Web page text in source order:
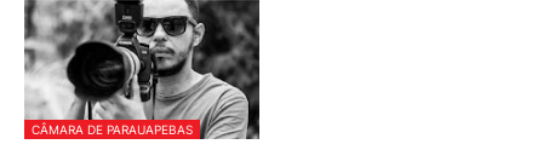
CÂMARA DE PARAUAPEBAS